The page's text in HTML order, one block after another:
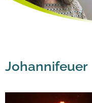
Johannifeuer